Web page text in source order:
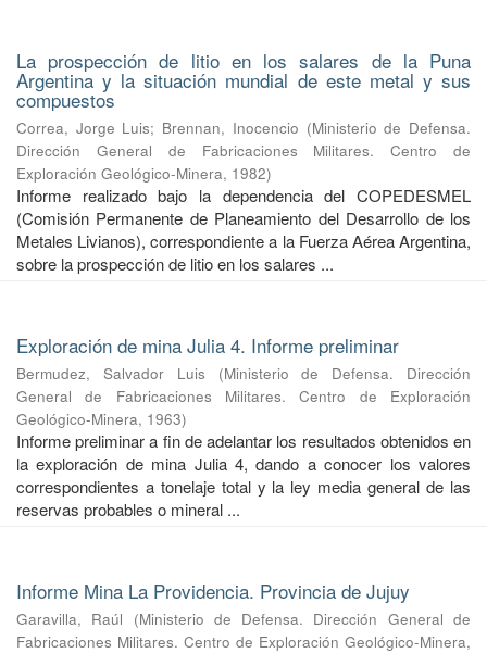
La prospección de litio en los salares de la Puna
Argentina y la situación mundial de este metal y sus
compuestos
Correa, Jorge Luis; Brennan, Inocencio (Ministerio de Defensa.
Dirección General de Fabricaciones Militares. Centro de
Exploración Geológico-Minera, 1982)
Informe realizado bajo la dependencia del COPEDESMEL
(Comisión Permanente de Planeamiento del Desarrollo de los
Metales Livianos), correspondiente a la Fuerza Aérea Argentina,
sobre la prospección de litio en los salares ...
Exploración de mina Julia 4. Informe preliminar
Bermudez, Salvador Luis (Ministerio de Defensa. Dirección
General de Fabricaciones Militares. Centro de Exploración
Geológico-Minera, 1963)
Informe preliminar a fin de adelantar los resultados obtenidos en
la exploración de mina Julia 4, dando a conocer los valores
correspondientes a tonelaje total y la ley media general de las
reservas probables o mineral ...
Informe Mina La Providencia. Provincia de Jujuy
Garavilla, Raúl (Ministerio de Defensa. Dirección General de
Fabricaciones Militares. Centro de Exploración Geológico-Minera,